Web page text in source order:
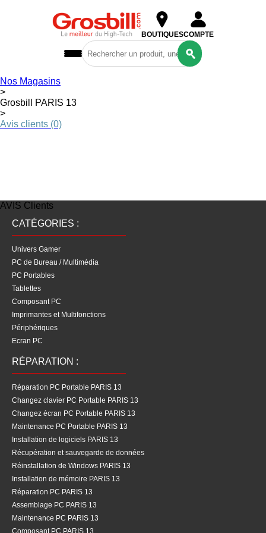
BOUTIQUESCOMPTE
Nos Magasins
>
Grosbill PARIS 13
>
Avis clients (0)
AVIS Clients
CATÉGORIES :
Univers Gamer
PC de Bureau / Multimédia
PC Portables
Tablettes
Composant PC
Imprimantes et Multifonctions
Périphériques
Ecran PC
RÉPARATION :
Réparation PC Portable PARIS 13
Changez clavier PC Portable PARIS 13
Changez écran PC Portable PARIS 13
Maintenance PC Portable PARIS 13
Installation de logiciels PARIS 13
Récupération et sauvegarde de données
Réinstallation de Windows PARIS 13
Installation de mémoire PARIS 13
Réparation PC PARIS 13
Assemblage PC PARIS 13
Maintenance PC PARIS 13
Composant PC PARIS 13